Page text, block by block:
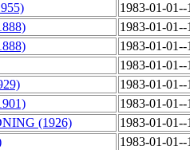
1983-01-
1983-01-
1983-01-
1983-01-
1983-01-
1983-01-
(1926)
1983-01-
1983-01-